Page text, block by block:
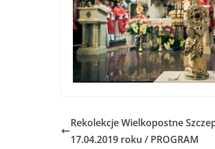
Rekolekcje Wielkopostne
17.04.2019 roku / PROGRAM